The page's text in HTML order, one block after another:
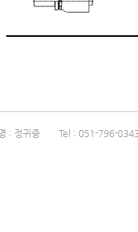
명 : 정귀중 Tel : 051-